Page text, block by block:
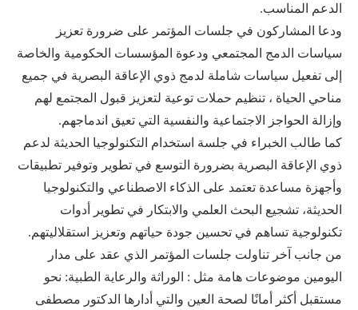
الدعم المناسب.
ودعا المشاركون في جلسات المؤتمر على ضرورة تعزيز
سياسات الدمج المجتمعي ودعوة المؤسسات الحكومية والخاصة
إلى تفعيل سياسات شاملة لدمج ذوي الإعاقة البصرية في جميع
مناحي الحياة ، تنظيم حملات توعية لتعزيز قبول المجتمع لهم
وإزالة الحواجز الاجتماعية والنفسية التي تعيق اندماجهم.
كما طالب الخبراء في جلسة استخدام التكنولوجيا الحديثة لدعم
ذوي الإعاقة البصرية بضرورة التوسع في تطوير وتوفير تطبيقات
وأجهزة مساعدة تعتمد على الذكاء الاصطناعي والتكنولوجيا
الحديثة، تشجيع البحث العلمي والابتكار في تطوير أدوات
تكنولوجية تساهم في تحسين جودة حياتهم وتعزيز استقلاليتهم.
من جانب آخر تناولت جلسات المؤتمر الذي عقد على مدار
اليومين موضوعات هامة مثل : الوراثة والرعاية الطبية: نحو
مستقبل أكثر أمانًا لصحة العين والتي أدارها الدكتور مصطفى